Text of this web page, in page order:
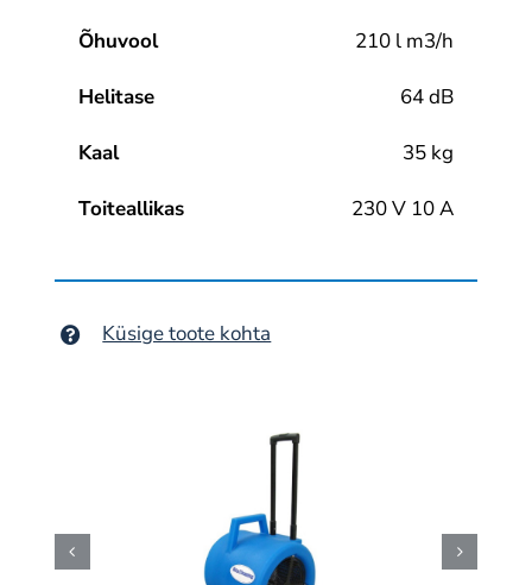
Õhuvool 210 l m3/h
Helitase 64 dB
Kaal 35 kg
Toiteallikas 230 V 10 A
Küsige toote kohta